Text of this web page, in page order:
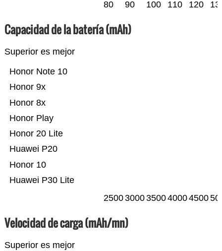
80 90 100 110 120
Capacidad de la batería (mAh)
Superior es mejor
Huawei P30 Lite
Honor 10
Huawei P20
Honor 20 Lite
Honor Play
Honor 8x
Honor 9x
Honor Note 10
25003000350040004500
Velocidad de carga (mAh/mn)
Superior es mejor